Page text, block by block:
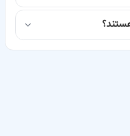
ما با جمع‌آوری اطلاعات
این فرآیند را برای شما